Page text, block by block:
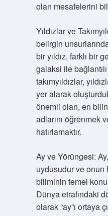
olan mesafelerini
Yıldızlar ve
belirgin
bir yıldız, farklı bir
galaksi ile
takımyıldızlar,
yer alarak
önemli olan, en
adlarını öğrenmek
hatırlamaktır.
Ay ve Yörüngesi:
uydusudur ve onun
biliminin temel
Dünya etrafındaki
olarak “ay”ı ortaya